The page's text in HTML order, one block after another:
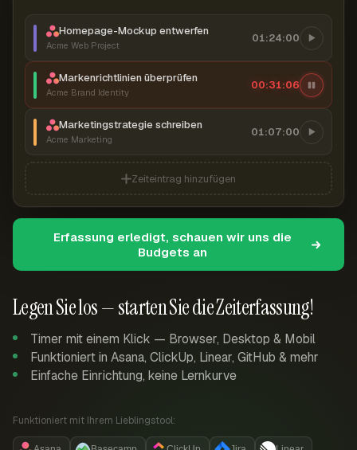
Legen Sie los — starten Sie die Zeiterfassung!
Timer mit einem Klick — Browser, Desktop & Mobil
Funktioniert in Asana, ClickUp, Linear, GitHub & mehr
Einfache Einrichtung, keine Lernkurve
Funktioniert mit Ihrem Lieblingstool:
Homepage-Mockup entwerfen
Acme Web Project
01:24:00
Markenrichtlinien überprüfen
Acme Brand Identity
00:31:07
Marketingstrategie schreiben
Acme Marketing
01:07:00
Zeiteintrag hinzufügen
Erfassung erledigt, schauen wir uns die
Budgets an